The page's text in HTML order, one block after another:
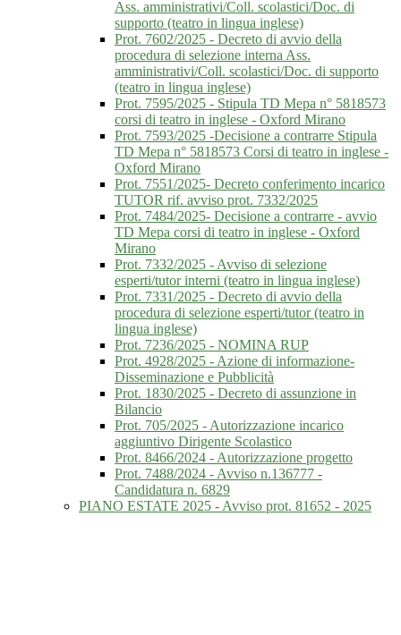
Ass. amministrativi/Coll. scolastici/Doc. di
supporto (teatro in lingua inglese)
Prot. 7602/2025 - Decreto di avvio della
procedura di selezione interna Ass.
amministrativi/Coll. scolastici/Doc. di supporto
(teatro in lingua inglese)
Prot. 7595/2025 - Stipula TD Mepa n° 5818573
corsi di teatro in inglese - Oxford Mirano
Prot. 7593/2025 -Decisione a contrarre Stipula
TD Mepa n° 5818573 Corsi di teatro in inglese -
Oxford Mirano
Prot. 7551/2025- Decreto conferimento incarico
TUTOR rif. avviso prot. 7332/2025
Prot. 7484/2025- Decisione a contrarre - avvio
TD Mepa corsi di teatro in inglese - Oxford
Mirano
Prot. 7332/2025 - Avviso di selezione
esperti/tutor interni (teatro in lingua inglese)
Prot. 7331/2025 - Decreto di avvio della
procedura di selezione esperti/tutor (teatro in
lingua inglese)
Prot. 7236/2025 - NOMINA RUP
Prot. 4928/2025 - Azione di informazione-
Disseminazione e Pubblicità
Prot. 1830/2025 - Decreto di assunzione in
Bilancio
Prot. 705/2025 - Autorizzazione incarico
aggiuntivo Dirigente Scolastico
Prot. 8466/2024 - Autorizzazione progetto
Prot. 7488/2024 - Avviso n.136777 -
Candidatura n. 6829
PIANO ESTATE 2025 - Avviso prot. 81652 - 2025